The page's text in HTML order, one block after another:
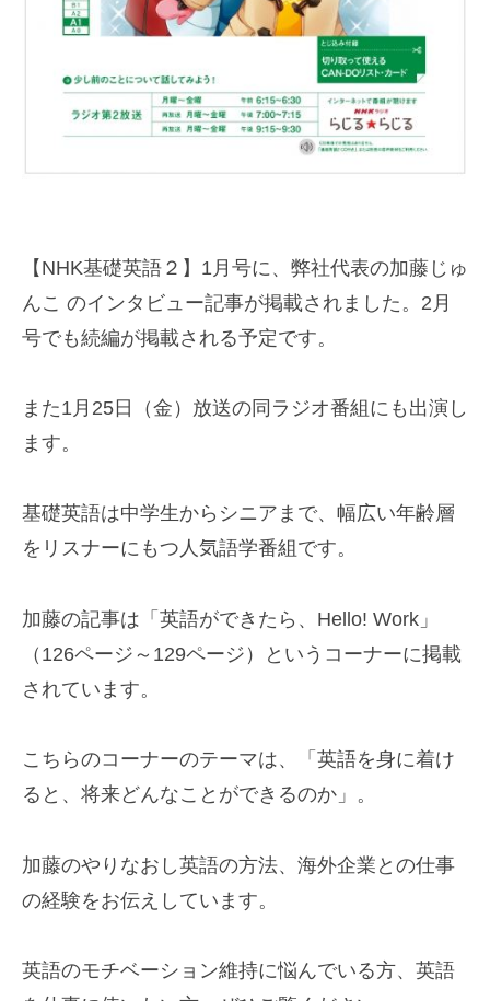
【NHK基礎英語２】1月号に、弊社代表の加藤じゅ
んこ のインタビュー記事が掲載されました。2月
号でも続編が掲載される予定です。
また1月25日（金）放送の同ラジオ番組にも出演し
ます。
基礎英語は中学生からシニアまで、幅広い年齢層
をリスナーにもつ人気語学番組です。
加藤の記事は「英語ができたら、Hello! Work」
（126ページ～129ページ）というコーナーに掲載
されています。
こちらのコーナーのテーマは、「英語を身に着け
ると、将来どんなことができるのか」。
加藤のやりなおし英語の方法、海外企業との仕事
の経験をお伝えしています。
英語のモチベーション維持に悩んでいる方、英語